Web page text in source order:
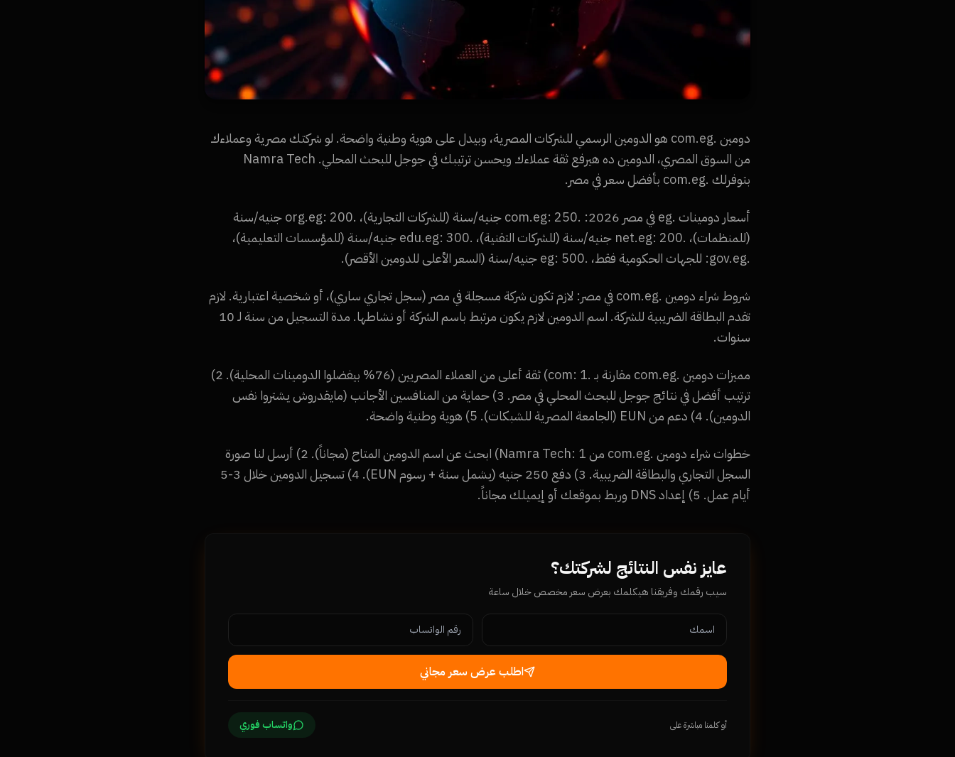
دومين .com.eg هو الدومين الرسمي للشركات المصرية، وبيدل على هوية وطنية واضحة. لو شركتك مصرية وعملاءك
من السوق المصري، الدومين ده هيرفع ثقة عملاءك ويحسن ترتيبك في جوجل للبحث المحلي. Namra Tech
بتوفرلك .com.eg بأفضل سعر في مصر.
أسعار دومينات .eg في مصر 2026: .com.eg: 250 جنيه/سنة (للشركات التجارية)، .org.eg: 200 جنيه/سنة
(للمنظمات)، .net.eg: 200 جنيه/سنة (للشركات التقنية)، .edu.eg: 300 جنيه/سنة (للمؤسسات التعليمية)،
.gov.eg: للجهات الحكومية فقط، .eg: 500 جنيه/سنة (السعر الأعلى للدومين الأقصر).
شروط شراء دومين .com.eg في مصر: لازم تكون شركة مسجلة في مصر (سجل تجاري ساري)، أو شخصية اعتبارية. لازم
تقدم البطاقة الضريبية للشركة. اسم الدومين لازم يكون مرتبط باسم الشركة أو نشاطها. مدة التسجيل من سنة لـ 10
سنوات.
مميزات دومين .com.eg مقارنة بـ .com: 1) ثقة أعلى من العملاء المصريين (76% بيفضلوا الدومينات المحلية). 2)
ترتيب أفضل في نتائج جوجل للبحث المحلي في مصر. 3) حماية من المنافسين الأجانب (مايقدروش يشتروا نفس
الدومين). 4) دعم من EUN (الجامعة المصرية للشبكات). 5) هوية وطنية واضحة.
خطوات شراء دومين .com.eg من Namra Tech: 1) ابحث عن اسم الدومين المتاح (مجاناً). 2) أرسل لنا صورة
السجل التجاري والبطاقة الضريبية. 3) دفع 250 جنيه (يشمل سنة + رسوم EUN). 4) تسجيل الدومين خلال 3-5
أيام عمل. 5) إعداد DNS وربط بموقعك أو إيميلك مجاناً.
عايز نفس النتائج لشركتك؟
سيب رقمك وفريقنا هيكلمك بعرض سعر مخصص خلال ساعة
اطلب عرض سعر مجاني
أو كلمنا مباشرة على واتساب فوري